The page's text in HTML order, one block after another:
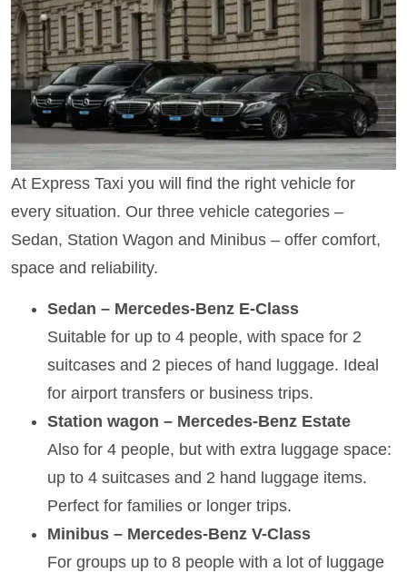
At Express Taxi you will find the right vehicle for
every situation. Our three vehicle categories –
Sedan, Station Wagon and Minibus – offer comfort,
space and reliability.
Sedan – Mercedes-Benz E-Class
Suitable for up to 4 people, with space for 2
suitcases and 2 pieces of hand luggage. Ideal
for airport transfers or business trips.
Station wagon – Mercedes-Benz Estate
Also for 4 people, but with extra luggage space:
up to 4 suitcases and 2 hand luggage items.
Perfect for families or longer trips.
Minibus – Mercedes-Benz V-Class
For groups up to 8 people with a lot of luggage